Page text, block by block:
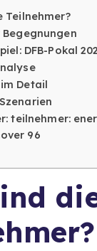
Teilnehmer?
DFB-Pokal
Detail
teilnehmer:
96